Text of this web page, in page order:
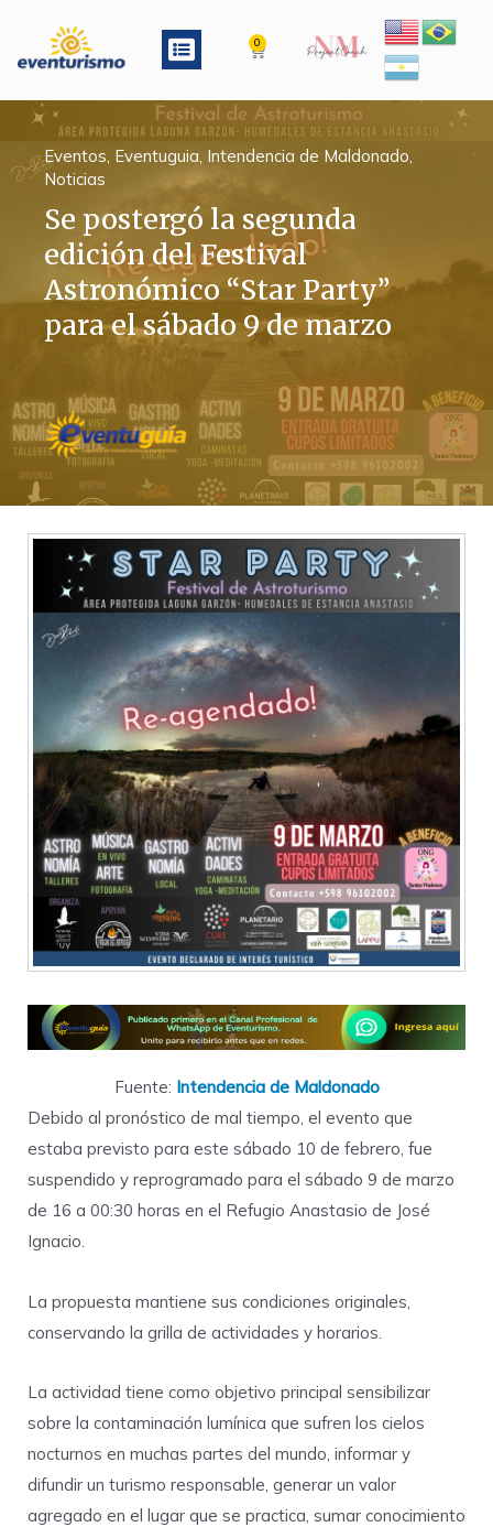
contenido
Menu 0 Cart
Eventos, Eventuguia, Intendencia de Maldonado,
Noticias
Se postergó la segunda
edición del Festival
Astronómico “Star Party”
para el sábado 9 de marzo
Fuente: Intendencia de Maldonado
Debido al pronóstico de mal tiempo, el evento que
estaba previsto para este sábado 10 de febrero, fue
suspendido y reprogramado para el sábado 9 de marzo
de 16 a 00:30 horas en el Refugio Anastasio de José
Ignacio.
La propuesta mantiene sus condiciones originales,
conservando la grilla de actividades y horarios.
La actividad tiene como objetivo principal sensibilizar
sobre la contaminación lumínica que sufren los cielos
nocturnos en muchas partes del mundo, informar y
difundir un turismo responsable, generar un valor
agregado en el lugar que se practica, sumar conocimiento